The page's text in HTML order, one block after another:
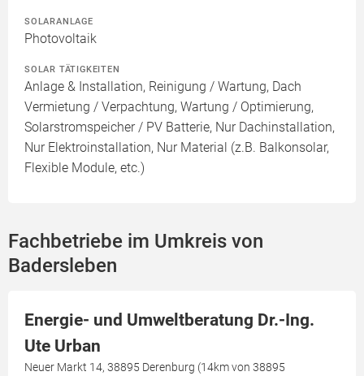
SOLARANLAGE
Photovoltaik
SOLAR TÄTIGKEITEN
Anlage & Installation, Reinigung / Wartung, Dach
Vermietung / Verpachtung, Wartung / Optimierung,
Solarstromspeicher / PV Batterie, Nur Dachinstallation,
Nur Elektroinstallation, Nur Material (z.B. Balkonsolar,
Flexible Module, etc.)
Fachbetriebe im Umkreis von
Badersleben
Energie- und Umweltberatung Dr.-Ing.
Ute Urban
Neuer Markt 14, 38895 Derenburg (14km von 38895